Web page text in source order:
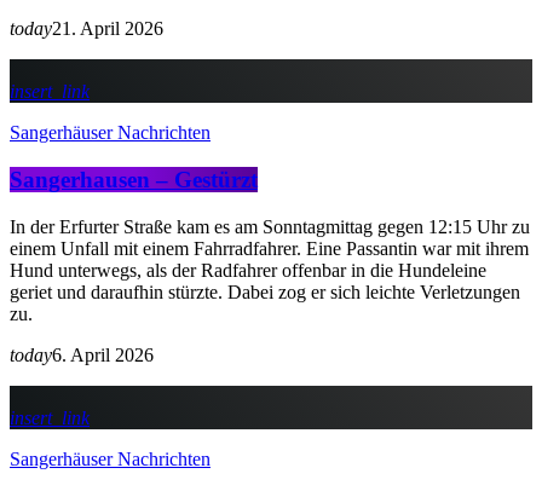
today21. April 2026
insert_link
Sangerhäuser Nachrichten
Sangerhausen – Gestürzt
In der Erfurter Straße kam es am Sonntagmittag gegen 12:15 Uhr zu
einem Unfall mit einem Fahrradfahrer. Eine Passantin war mit ihrem
Hund unterwegs, als der Radfahrer offenbar in die Hundeleine
geriet und daraufhin stürzte. Dabei zog er sich leichte Verletzungen
zu.
today6. April 2026
insert_link
Sangerhäuser Nachrichten